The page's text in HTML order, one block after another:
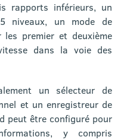
rapports inférieurs, un
niveaux, un mode de
premier et deuxième
dans la voie des
un sélecteur de
et un enregistreur de
peut être configuré pour
y compris